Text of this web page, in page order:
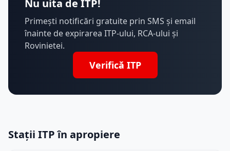
Nu uita de ITP!
Primești notificări gratuite prin SMS și email
înainte de expirarea ITP-ului, RCA-ului și
Rovinietei.
Verifică ITP
Stații ITP în apropiere